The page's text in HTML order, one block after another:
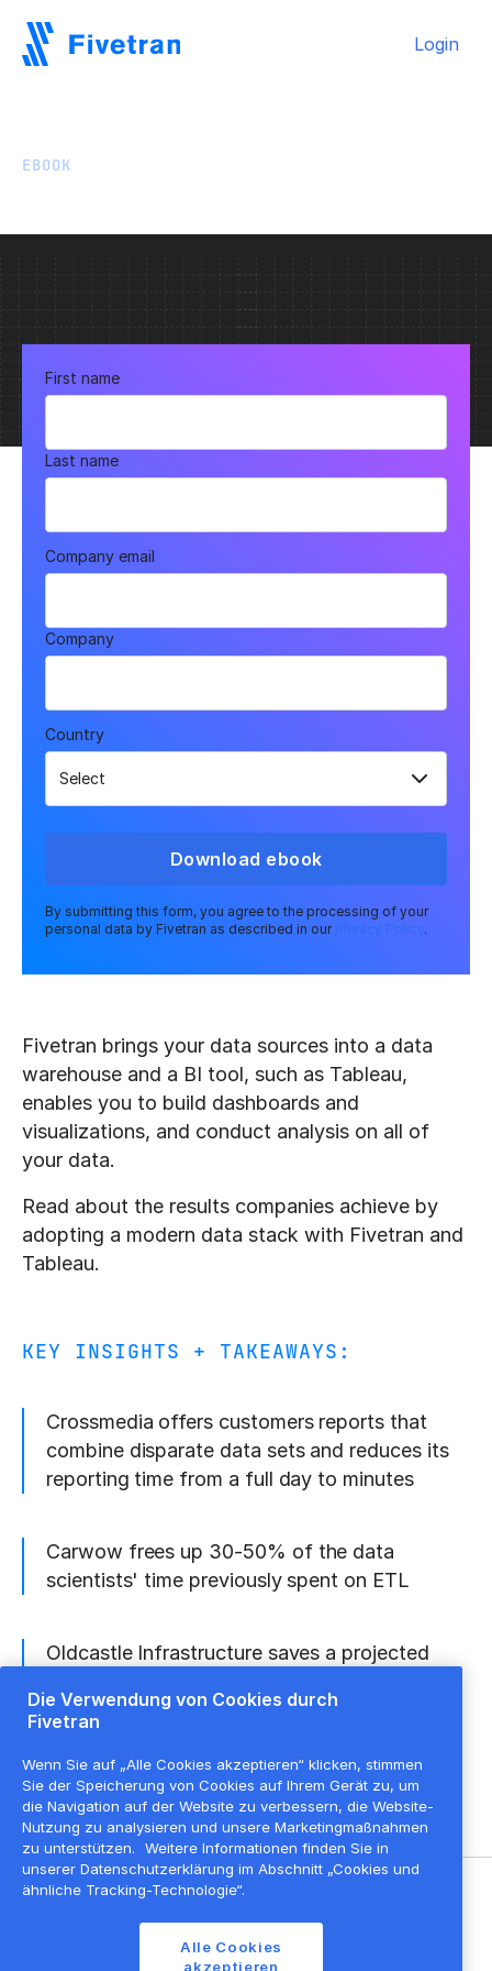
Login
EBOOK
Fivetran brings your data sources into a data
warehouse and a BI tool, such as Tableau,
enables you to build dashboards and
visualizations, and conduct analysis on all of
your data.
Read about the results companies achieve by
adopting a modern data stack with Fivetran and
Tableau.
KEY INSIGHTS + TAKEAWAYS:
Crossmedia offers customers reports that
combine disparate data sets and reduces its
reporting time from a full day to minutes
Carwow frees up 30-50% of the data
scientists' time previously spent on ETL
Oldcastle Infrastructure saves a projected
First name
Last name
Company email
Company
Country
Download ebook
By submitting this form, you agree to the processing of your
personal data by Fivetran as described in our
Privacy Policy.
Nutzungsbedingungen der Website
Die Verwendung von Cookies durch
Fivetran
Wenn Sie auf „Alle Cookies akzeptieren“ klicken, stimmen
Sie der Speicherung von Cookies auf Ihrem Gerät zu, um
die Navigation auf der Website zu verbessern, die Website-
Nutzung zu analysieren und unsere Marketingmaßnahmen
zu unterstützen.
Weitere Informationen finden Sie in
unserer Datenschutzerklärung im Abschnitt „Cookies und
ähnliche Tracking-Technologie“.
Alle Cookies
akzeptieren